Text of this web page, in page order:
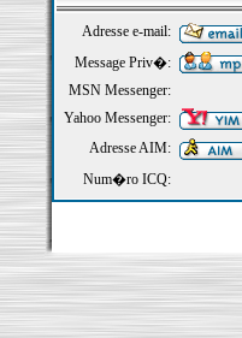
Adresse e-mail:
Message Priv�:
MSN Messenger:
Yahoo Messenger:
Adresse AIM:
Num�ro ICQ: